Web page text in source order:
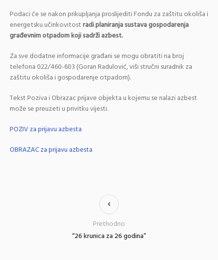
Podaci će se nakon prikupljanja proslijediti Fondu za zaštitu okoliša i
energetsku učinkovitostradi planiranja sustava gospodarenja
građevnim otpadom koji sadrži azbest.
Za sve dodatne informacije građani se mogu obratiti na broj
telefona 022/460-603 (Goran Radulović, viši stručni suradnik za
zaštitu okoliša i gospodarenje otpadom).
Tekst Poziva i Obrazac prijave objekta u kojemu se nalazi azbest
može se preuzeti u privitku vijesti.
POZIV za prijavu azbesta
OBRAZAC za prijavu azbesta
“26 krunica za 26 godina”
Prethodno